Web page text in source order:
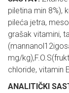
piletina min 8%),
pileća jetra,
grašak vitamini,
mg/
chloride, vitamin
ANALITIČKI